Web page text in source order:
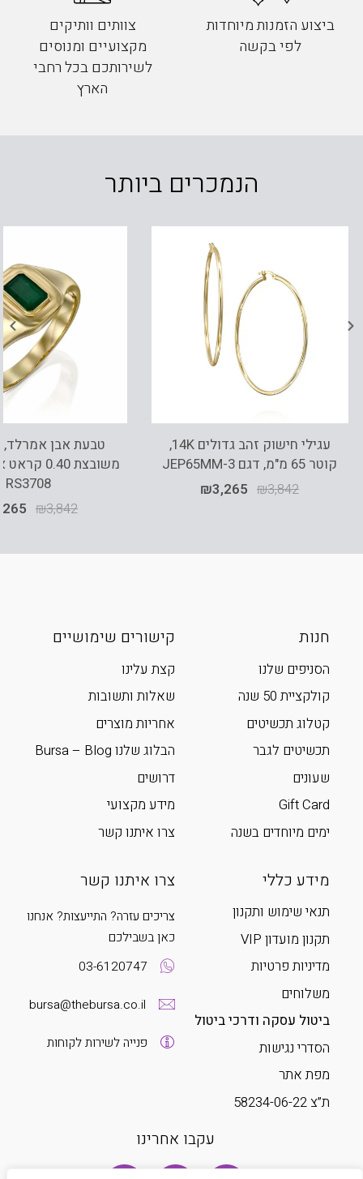
ביצוע הזמנות מיוחדות
לפי בקשה
צוותים וותיקים
מקצועיים ומנוסים
לשירותכם בכל רחבי
הארץ
הנמכרים ביותר
עגילי חישוק זהב גדולים 14K,
קוטר 65 מ"מ, דגם JEP65MM-3
₪3,842
₪3,265
משובצת
RS3708
₪3,842
חנות
הסניפים שלנו
קולקציית 50 שנה
קטלוג תכשיטים
תכשיטים לגבר
שעונים
Gift Card
ימים מיוחדים בשנה
קישורים שימושיים
קצת עלינו
שאלות ותשובות
אחריות מוצרים
הבלוג שלנו Bursa – Blog
דרושים
מידע מקצועי
צרו איתנו קשר
מידע כללי
תנאי שימוש ותקנון
תקנון מועדון VIP
מדיניות פרטיות
משלוחים
ביטול עסקה ודרכי ביטול
הסדרי נגישות
מפת אתר
ת”צ 58234-06-22
צרו איתנו קשר
צריכים עזרה? התייעצות? אנחנו
כאן בשבילכם
03-6120747
bursa@thebursa.co.il
פנייה לשירות לקוחות
עקבו אחרינו